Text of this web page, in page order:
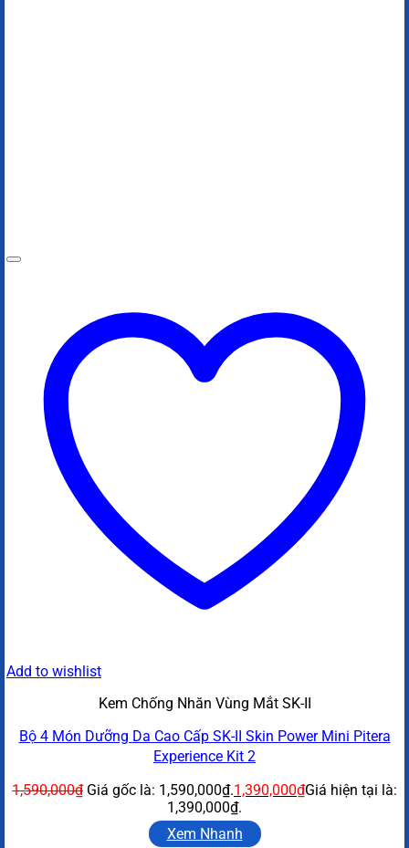
Add to wishlist
Kem Chống Nhăn Vùng Mắt SK-II
Bộ 4 Món Dưỡng Da Cao Cấp SK-II Skin Power Mini Pitera
Experience Kit 2
1,590,000₫ Giá gốc là: 1,590,000₫.1,390,000₫Giá hiện tại là:
1,390,000₫.
Xem Nhanh